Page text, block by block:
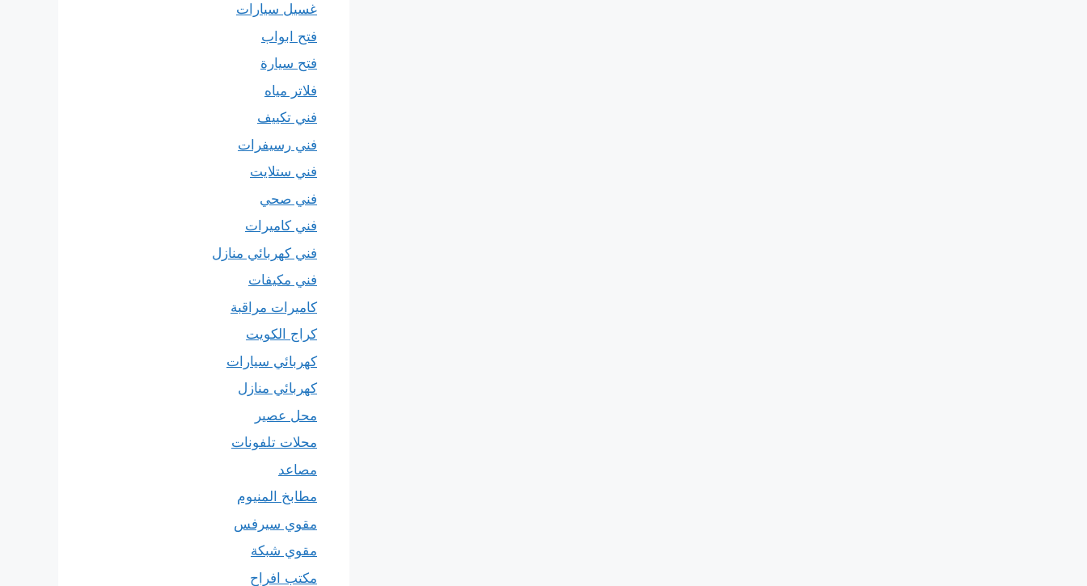
غسيل سيارات
فتح ابواب
فتح سيارة
فلاتر مياه
فني تكييف
فني رسيفرات
فني ستلايت
فني صحي
فني كاميرات
فني كهربائي منازل
فني مكيفات
كاميرات مراقبة
كراج الكويت
كهربائي سيارات
كهربائي منازل
محل عصير
محلات تلفونات
مصاعد
مطابخ المنيوم
مقوي سيرفس
مقوي شبكة
مكتب افراح